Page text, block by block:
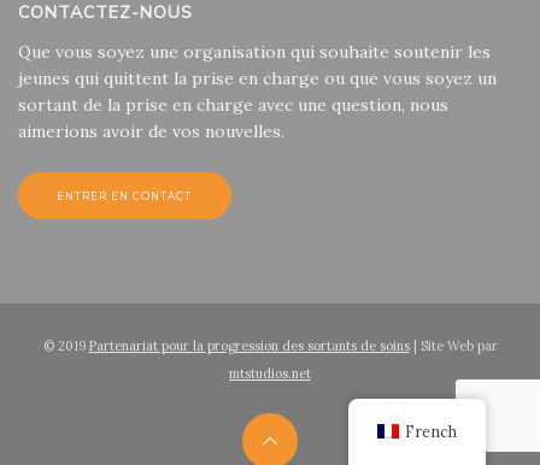
CONTACTEZ-NOUS
Que vous soyez une organisation qui souhaite soutenir les
jeunes qui quittent la prise en charge ou que vous soyez un
sortant de la prise en charge avec une question, nous
aimerions avoir de vos nouvelles.
ENTRER EN CONTACT
© 2019 Partenariat pour la progression des sortants de soins| Site Web par
mtstudios.net
French